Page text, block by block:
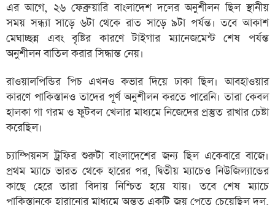
এর আগে, ২৬ ফেব্রুয়ারি বাংলাদেশ দলের অনুশীলন ছিল স্থানীয়
সময় সন্ধ্যা সাড়ে ৬টা থেকে রাত সাড়ে ৯টা পর্যন্ত। তবে আকাশ
মেঘাচ্ছন্ন এবং বৃষ্টির কারণে টাইগার ম্যানেজমেন্ট শেষ পর্যন্ত
অনুশীলন বাতিল করার সিদ্ধান্ত নেয়।
রাওয়ালপিন্ডির পিচ এখনও কভার দিয়ে ঢাকা ছিল। আবহাওয়ার
কারণে পাকিস্তানও তাদের পূর্ণ অনুশীলন করতে পারেনি। তারা কেবল
হালকা গা গরম ও ফুটবল খেলার মাধ্যমে নিজেদের প্রস্তুত রাখার চেষ্টা
করেছিল।
চ্যাম্পিয়নস ট্রফির শুরুটা বাংলাদেশের জন্য ছিল একেবারে বাজে।
প্রথম ম্যাচে ভারত থেকে হারের পর, দ্বিতীয় ম্যাচেও নিউজিল্যান্ডের
কাছে হেরে তারা বিদায় নিশ্চিত হয়ে যায়। তবে শেষ ম্যাচে
পাকিস্তানকে হারানোর মাধ্যমে অন্তত একটি জয় পেতে চেয়েছিল দল,